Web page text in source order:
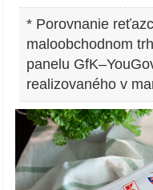
* Porovnanie
maloobchodnom
panelu
realizovaného v